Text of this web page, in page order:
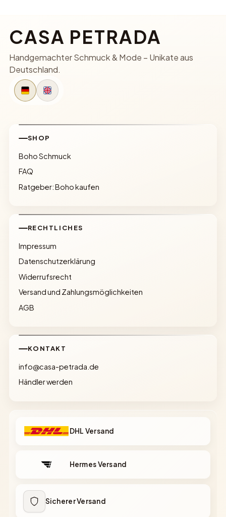
CASA PETRADA
Handgemachter Schmuck & Mode – Unikate aus
Deutschland.
SHOP
Boho Schmuck
FAQ
Ratgeber: Boho kaufen
RECHTLICHES
Impressum
Datenschutzerklärung
Widerrufsrecht
Versand und Zahlungsmöglichkeiten
AGB
KONTAKT
info@casa-petrada.de
Händler werden
DHL Versand
Hermes Versand
Sicherer Versand